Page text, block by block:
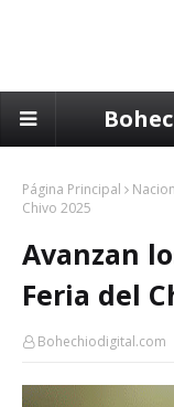
Página Principal
Chivo 2025
Avanzan
Feria del
Bohechiodigital.com